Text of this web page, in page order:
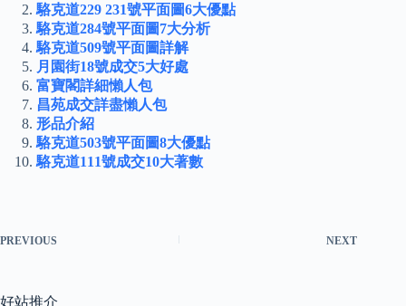
駱克道229 231號平面圖6大優點
駱克道284號平面圖7大分析
駱克道509號平面圖詳解
月園街18號成交5大好處
富寶閣詳細懶人包
昌苑成交詳盡懶人包
形品介紹
駱克道503號平面圖8大優點
駱克道111號成交10大著數
PREVIOUS NEXT
好站推介